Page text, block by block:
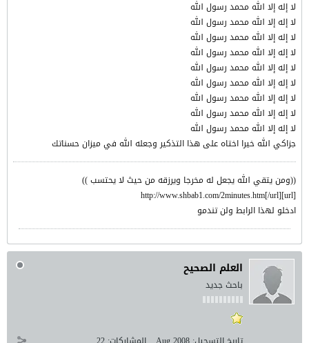
لا إله إلا الله محمد رسول الله
لا إله إلا الله محمد رسول الله
لا إله إلا الله محمد رسول الله
لا إله إلا الله محمد رسول الله
لا إله إلا الله محمد رسول الله
لا إله إلا الله محمد رسول الله
لا إله إلا الله محمد رسول الله
لا إله إلا الله محمد رسول الله
لا إله إلا الله محمد رسول الله
جزاكي الله خيرا اختاه على هذا التذكير وجعله الله في ميزان حسناتك
((ومن يتقي الله يجعل له مخرجا ويرزقه من حيث لا يحتسب ))
[url]http://www.shbab1.com/2minutes.htm[/url]
ادخلو لهذا الرابط ولن تندمو
العلم الصحيح
باحث جديد